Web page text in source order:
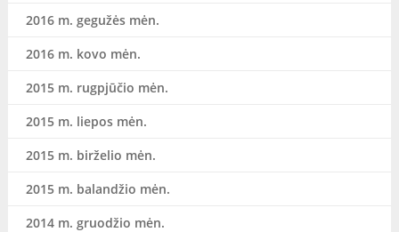
2016 m. gegužės mėn.
2016 m. kovo mėn.
2015 m. rugpjūčio mėn.
2015 m. liepos mėn.
2015 m. birželio mėn.
2015 m. balandžio mėn.
2014 m. gruodžio mėn.